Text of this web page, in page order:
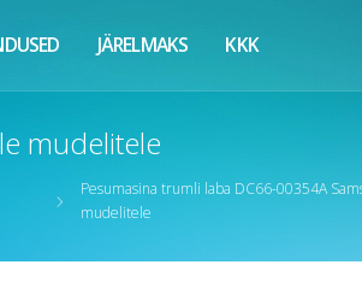
JÄRELMAKS KKK
mudelitele
Pesumasina trumli laba DC66-00354A
mudelitele